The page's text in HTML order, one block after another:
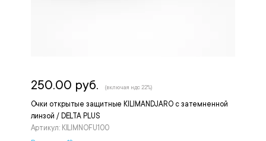
Очки открытые защитные KILIMANDJARO с затемненной
линзой / DELTA PLUS
Артикул: KILIMNOFU100
250.00 руб. (включая ндс 22%)